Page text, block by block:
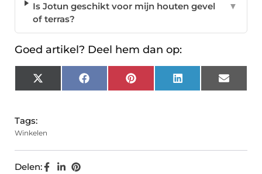
Is Jotun geschikt voor mijn houten gevel
of terras?
▼
Goed artikel? Deel hem dan op:
X
(Twitter)
FacebookPinterest LinkedIn Email
Tags:
Winkelen
Delen: